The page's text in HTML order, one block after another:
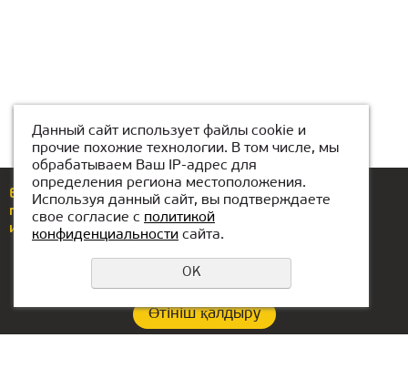
Еcли у вас возникли вопросы или предложения,
позвоните по номеру +7(771)425-86-37
или напишите намalmaty@kiber-one.com
Өтініш қалдыру
Данный сайт использует файлы cookie и
прочие похожие технологии. В том числе, мы
обрабатываем Ваш IP-адрес для
определения региона местоположения.
Используя данный сайт, вы подтверждаете
свое согласие с политикой
конфиденциальности сайта.
OK